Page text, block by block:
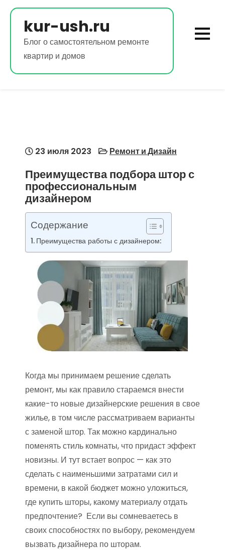
Перейти
содержимомуkur-ush.ru
Блог о самостоятельном ремонте
квартир и домов
23 июля 2023 Ремонт и Дизайн
Преимущества подбора штор с
профессиональным
дизайнером
Содержание
Преимущества работы с дизайнером:
Когда мы принимаем решение сделать
ремонт, мы как правило стараемся внести
какие-то новые дизайнерские решения в свое
жилье, в том числе рассматриваем варианты
с заменой штор. Так можно кардинально
поменять стиль комнаты, что придаст эффект
новизны. И тут встает вопрос — как это
сделать с наименьшими затратами сил и
времени, в какой бюджет можно уложиться,
где купить шторы, какому материалу отдать
предпочтение? Если вы сомневаетесь в
своих способностях по выбору, рекомендуем
вызвать дизайнера по шторам.